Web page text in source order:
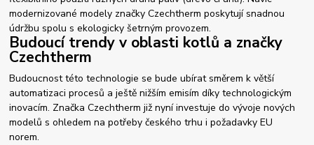
modernizované modely značky Czechtherm poskytují snadnou
údržbu spolu s ekologicky šetrným provozem.
Budoucí trendy v oblasti kotlů a značky
Czechtherm
Budoucnost této technologie se bude ubírat směrem k větší
automatizaci procesů a ještě nižším emisím díky technologickým
inovacím. Značka Czechtherm již nyní investuje do vývoje nových
modelů s ohledem na potřeby českého trhu i požadavky EU
norem.